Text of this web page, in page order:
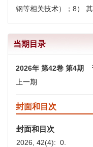
钢等相关技术）；8） 其
当期目录
2026年 第42卷 第4期
上一期
封面和目次
封面和目次
2026, 42(4): 0.